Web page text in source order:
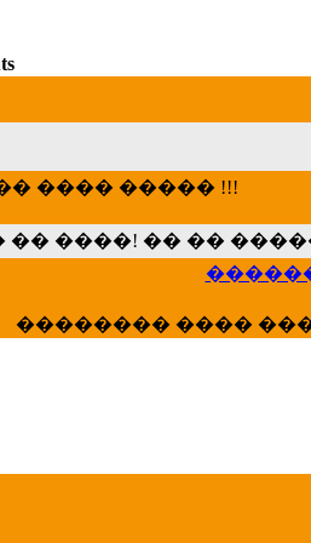
�������� ����
��� ����� ���
�������� ����